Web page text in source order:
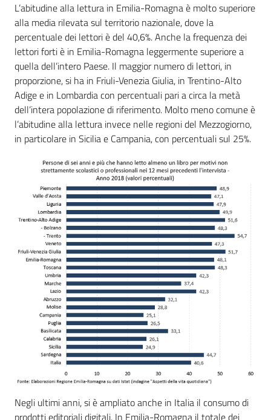
L’abitudine alla lettura in Emilia-Romagna è molto superiore
alla media rilevata sul territorio nazionale, dove la
percentuale dei lettori è del 40,6%. Anche la frequenza dei
lettori forti è in Emilia-Romagna leggermente superiore a
quella dell’intero Paese. Il maggior numero di lettori, in
proporzione, si ha in Friuli-Venezia Giulia, in Trentino-Alto
Adige e in Lombardia con percentuali pari a circa la metà
dell’intera popolazione di riferimento. Molto meno comune è
l’abitudine alla lettura invece nelle regioni del Mezzogiorno,
in particolare in Sicilia e Campania, con percentuali sul 25%.
Negli ultimi anni, si è ampliato anche in Italia il consumo di
prodotti editoriali digitali. In Emilia-Romagna il totale dei